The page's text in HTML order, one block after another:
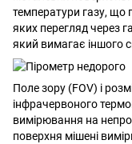
температури газу, що
яких перегляд через
який вимагає іншого
Поле зору (FOV) і
інфрачервоного
вимірювання на
поверхня мішені